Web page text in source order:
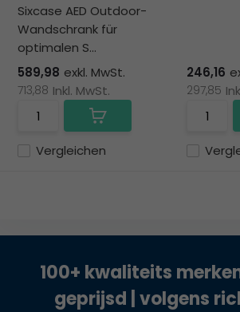
Sixcase AED Outdoor-
Wandschrank für
optimalen S...
Vergleichen
589,98 exkl. MwSt.
713,88 Inkl. MwSt.
246,16
297,85
100+ kwaliteits
geprijsd | volgens